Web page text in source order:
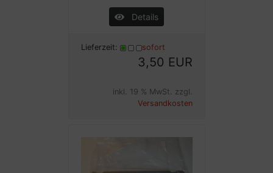
Details
Lieferzeit: sofort
3,50 EUR
inkl. 19 % MwSt. zzgl.
Versandkosten